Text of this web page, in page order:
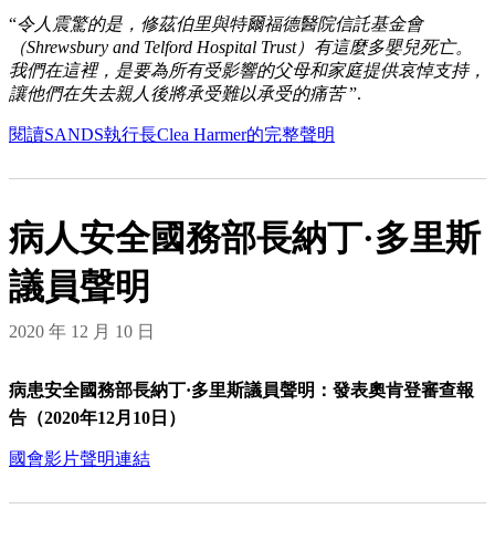
“令人震驚的是，修茲伯里與特爾福德醫院信託基金會
（Shrewsbury and Telford Hospital Trust）有這麼多嬰兒死亡。
我們在這裡，是要為所有受影響的父母和家庭提供哀悼支持，
讓他們在失去親人後將承受難以承受的痛苦”.
閱讀SANDS執行長Clea Harmer的完整聲明
病人安全國務部長納丁·多里斯
議員聲明
2020 年 12 月 10 日
病患安全國務部長納丁·多里斯議員聲明：發表奧肯登審查報
告（2020年12月10日）
國會影片聲明連結